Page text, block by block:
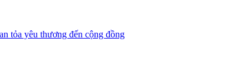
tỏa yêu thương đến cộng đồng